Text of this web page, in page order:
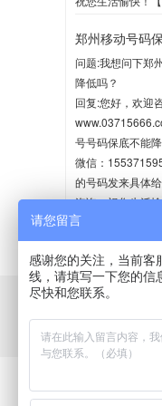
郑州移动号码
问题:我想问下郑
降低吗？
回复:您好，欢迎
号号码保底不能
微信：
的号码发来具体
咨询，祝您生活
信:15537159555】
关于我
请您留言
感谢您的关注，当前客
线，请填写一下您的信
尽快和您联系。